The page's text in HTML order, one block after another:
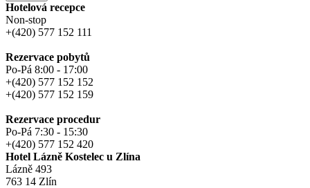
Hotelová recepce
Non-stop
+(420) 577 152 111
Rezervace pobytů
Po-Pá 8:00 - 17:00
+(420) 577 152 152
+(420) 577 152 159
Rezervace procedur
Po-Pá 7:30 - 15:30
+(420) 577 152 420
Hotel Lázně Kostelec u Zlína
Lázně 493
763 14 Zlín